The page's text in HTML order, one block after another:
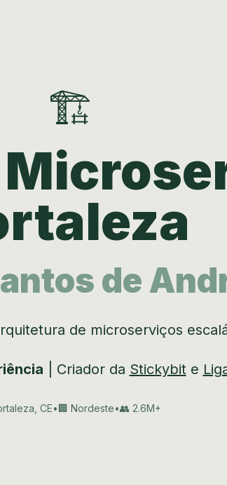
🏗️
de
de microserviços
| Criador da Stickybite
CE•🏢 Nordeste•👥 2.6M+